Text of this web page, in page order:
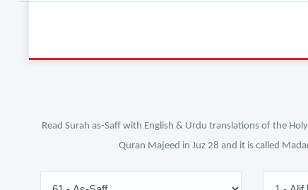
Read Surah as-Saff with English & Urdu translations of the
Quran Majeed in Juz 28 and it is called